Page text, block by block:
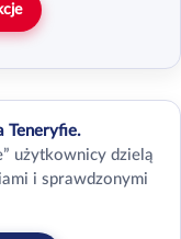
Teneryfie.
użytkownicy dzielą
i sprawdzonymi